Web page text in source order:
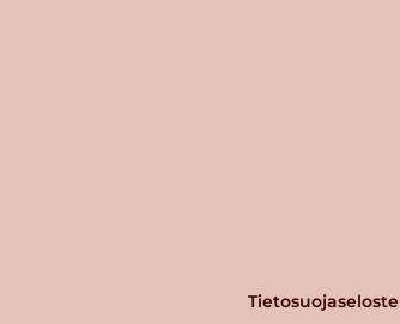
Tietosuojaseloste